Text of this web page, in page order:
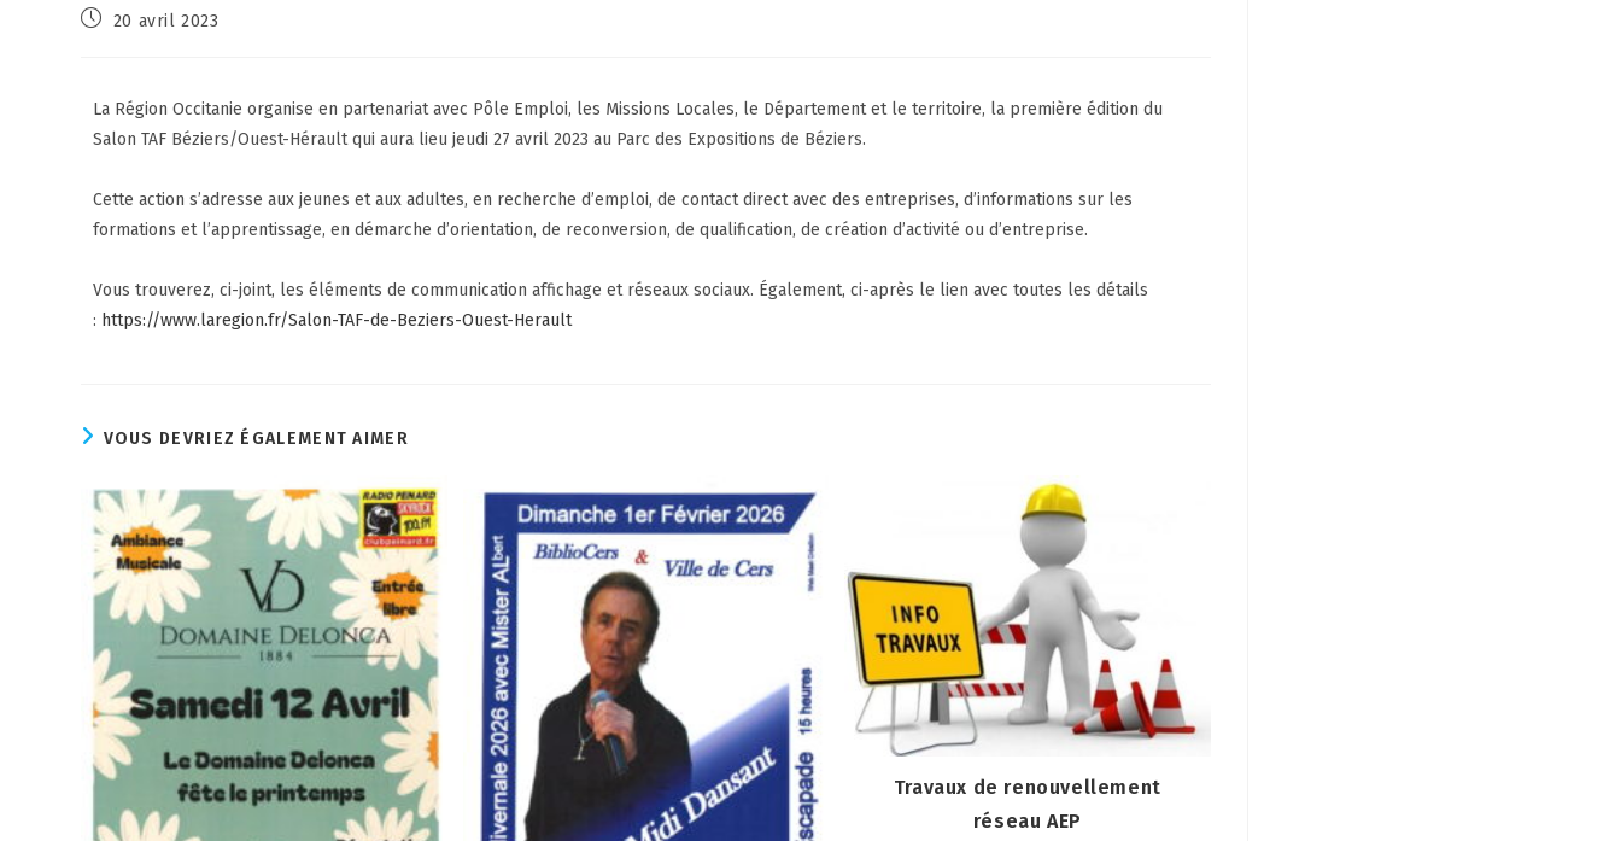
20 avril 2023
La Région Occitanie organise en partenariat avec Pôle Emploi, les Missions Locales, le Département et le territoire, la première édition du
Salon TAF Béziers/Ouest-Hérault qui aura lieujeudi 27 avril 2023 au Parc des Expositions de Béziers.
Cette action s’adresse aux jeunes et aux adultes, en recherche d’emploi, de contact direct avec des entreprises, d’informations sur les
formations et l’apprentissage, en démarche d’orientation, de reconversion, de qualification, de création d’activité ou d’entreprise.
Vous trouverez, ci-joint, les éléments de communication affichage et réseaux sociaux. Également, ci-après le lien avec toutes les détails
: https://www.laregion.fr/Salon-TAF-de-Beziers-Ouest-Herault
VOUS DEVRIEZ ÉGALEMENT AIMER
Travaux de renouvellement
réseau AEP